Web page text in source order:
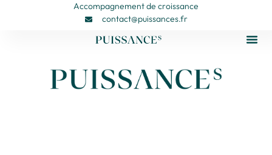
Accompagnement de croissance
contact@puissances.fr